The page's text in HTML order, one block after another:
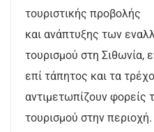
τουριστικής προβολής
και ανάπτυξης των
τουρισμού στη Σιθωνία,
επί τάπητος και τα
αντιμετωπίζουν φορείς
τουρισμού στην περιοχή.